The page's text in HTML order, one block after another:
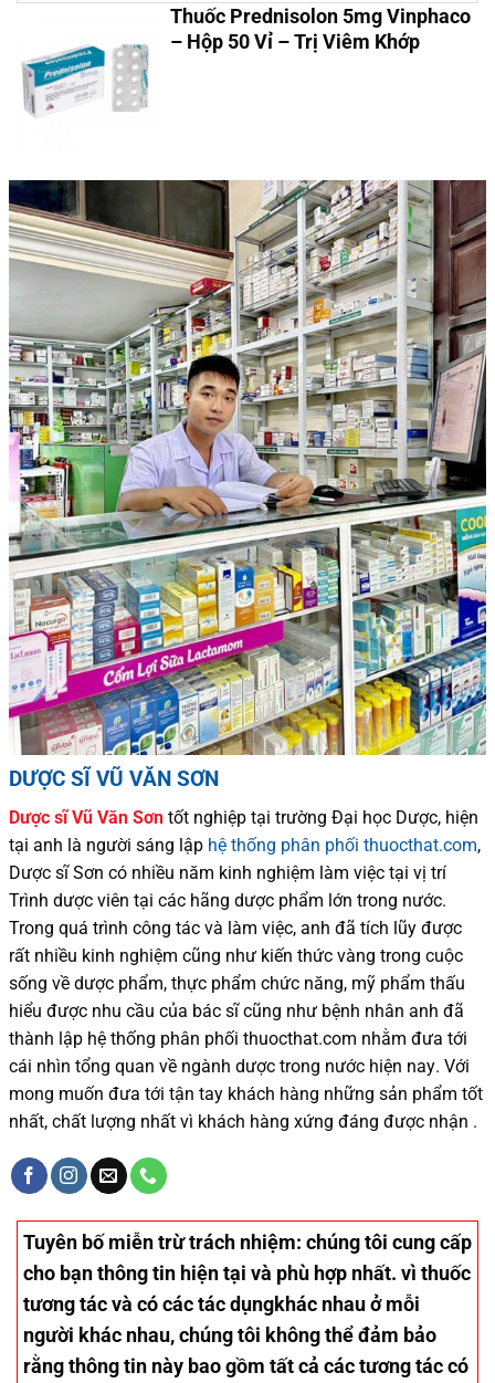
Thuốc Prednisolon 5mg Vinphaco
– Hộp 50 Vỉ – Trị Viêm Khớp
DƯỢC SĨ VŨ VĂN SƠN
Dược sĩVũ Văn Sơn tốt nghiệp tại trường Đại học Dược, hiện
tại anh là người sáng lập hệ thống phân phối thuocthat.com,
Dược sĩSơn có nhiều năm kinh nghiệm làm việc tại vị trí
Trình dược viên tại các hãng dược phẩm lớn trong nước.
Trong quá trình công tác và làm việc, anh đã tích lũy được
rất nhiều kinh nghiệm cũng như kiến thức vàng trong cuộc
sống về dược phẩm, thực phẩm chức năng, mỹ phẩm thấu
hiểu được nhu cầu của bác sĩcũng như bệnh nhân anh đã
thành lập hệ thống phân phối thuocthat.com nhằm đưa tới
cái nhìn tổng quan về ngành dược trong nước hiện nay. Với
mong muốn đưa tới tận tay khách hàng những sản phẩm tốt
nhất, chất lượng nhất vì khách hàng xứng đáng được nhận .
Tuyên bố miễn trừ trách nhiệm: chúng tôi cung cấp
cho bạn thông tin hiện tại và phù hợp nhất. vì thuốc
tương tác và có các tác dụngkhác nhau ở mỗi
người khác nhau, chúng tôi không thể đảm bảo
rằng thông tin này bao gồm tất cả các tương tác có